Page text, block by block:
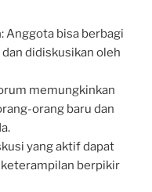
: Anggota bisa berbagi
didiskusikan oleh
memungkinkan
orang baru dan
yang aktif dapat
berpikir